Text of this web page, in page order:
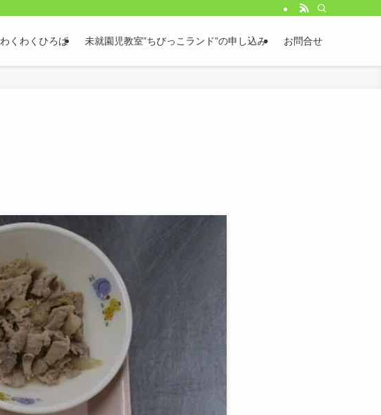
わくわくひろば 未就園児教室”ちびっこランド”の申し込み お問合せ